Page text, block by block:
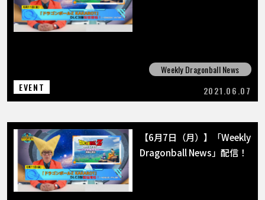
Weekly Dragonball News
EVENT
2021.06.07
【6月7日（月）】「Weekly
Dragonball News」配信！